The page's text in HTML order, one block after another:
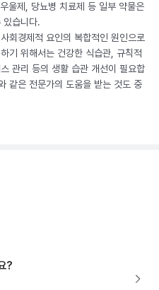
울제, 당뇨병 치료제 등 일부 약물은
있습니다.
회경제적 요인의 복합적인 원인으로
기 위해서는 건강한 식습관, 규칙적
관리 등의 생활 습관 개선이 필요합
같은 전문가의 도움을 받는 것도 중
?